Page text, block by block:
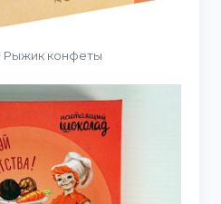
Рыжик конфеты